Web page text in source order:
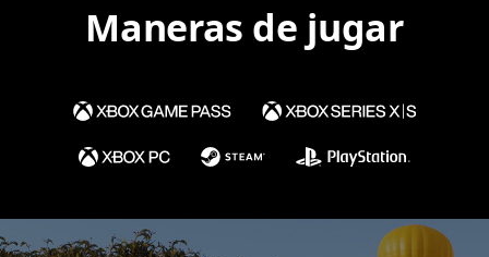
Maneras de jugar